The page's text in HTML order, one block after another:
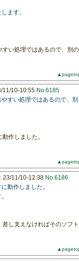
ます。
い処理ではあるので、別の
11/10-10:55 No.6185
すい処理ではあるので、別
作しました。
23/11/10-12:38 No.6186
動作しました。
し支えなければそのソフト